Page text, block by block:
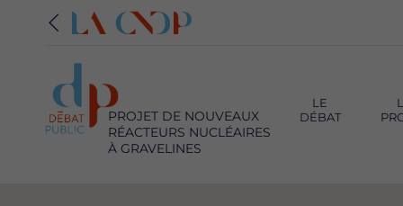
PROJET DE NOUVEAUX
RÉACTEURS NUCLÉAIRES
À GRAVELINES
principale
LE
DÉBAT